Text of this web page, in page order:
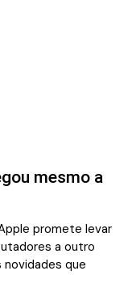
mesmo a
promete levar
a outro
que